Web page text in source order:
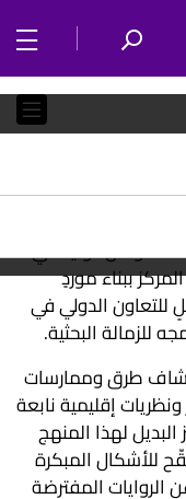
الفن
وصل دولية في
ببناء موردٍ
الدولي في
البحثية.
طرق وممارسات
إقليمية نابعة
لهذا المنهج
المبكرة
المفترضة